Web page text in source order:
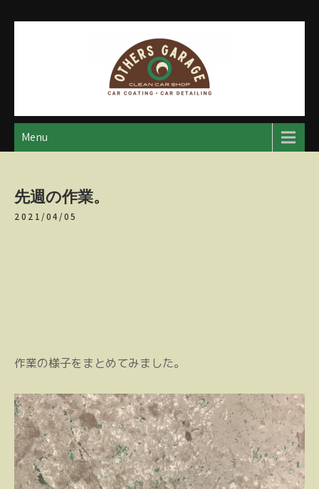
アザースガレージ
【神奈川・厚木・愛川】カーメンテナンス
Menu
先週の作業。
2021/04/05
作業の様子をまとめてみました。